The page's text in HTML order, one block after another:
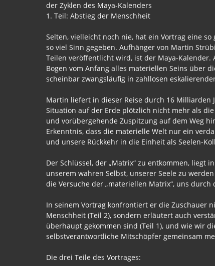
der Zyklen des Maya-Kalenders
1. Teil: Abstieg der Menschheit
Selten, vielleicht noch nie, hat ein Vortrag eine
so viel Sinn gegeben. Aufhänger von Martin
Teilen veröffentlicht wird, ist der Maya-
Bogen vom Anfang alles materiellen Seins über
scheinbar zwangsläufig in zahllosen
Martin liefert in dieser Reise durch 16 Milliarden
Situation auf der Erde plötzlich nicht mehr als
und vorübergehende Zuspitzung auf dem Weg
Erkenntnis, dass die materielle Welt nur ein
und unsere Rückkehr in die Einheit als Seelen-
Der Schlüssel, der „Matrix“ zu entkommen, liegt
unserem wahren Selbst, unserer Seele zu
die Versuche der „materiellen Matrix“, uns
In seinem Vortrag konfrontiert er die Zuschauer
Menschheit (Teil 2), sondern erläutert auch
überhaupt gekommen sind (Teil 1), und wie wir
selbstverantwortliche Mitschöpfer gemeinsam
Die drei Teile des Vortrages: